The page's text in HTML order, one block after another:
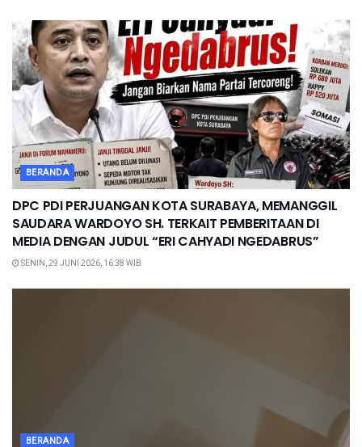
BERANDA
DPC PDI PERJUANGAN KOTA SURABAYA, MEMANGGIL
SAUDARA WARDOYO SH. TERKAIT PEMBERITAAN DI
MEDIA DENGAN JUDUL “ERI CAHYADI NGEDABRUS”
SENIN, 29 JUNI 2026, 16:38 WIB
BERANDA